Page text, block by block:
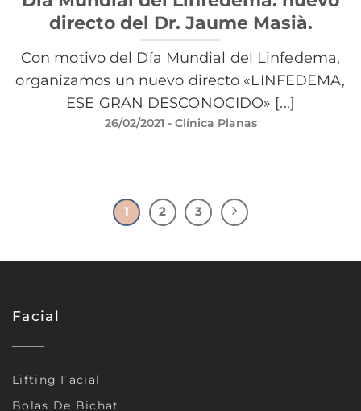
directo del Dr. Jaume Masià.
Con motivo del Día Mundial del Linfedema,
organizamos un nuevo directo «LINFEDEMA,
ESE GRAN DESCONOCIDO» [...]
26/02/2021 - Clínica Planas
1 2 3
Facial
Lifting Facial
Bolas De Bichat